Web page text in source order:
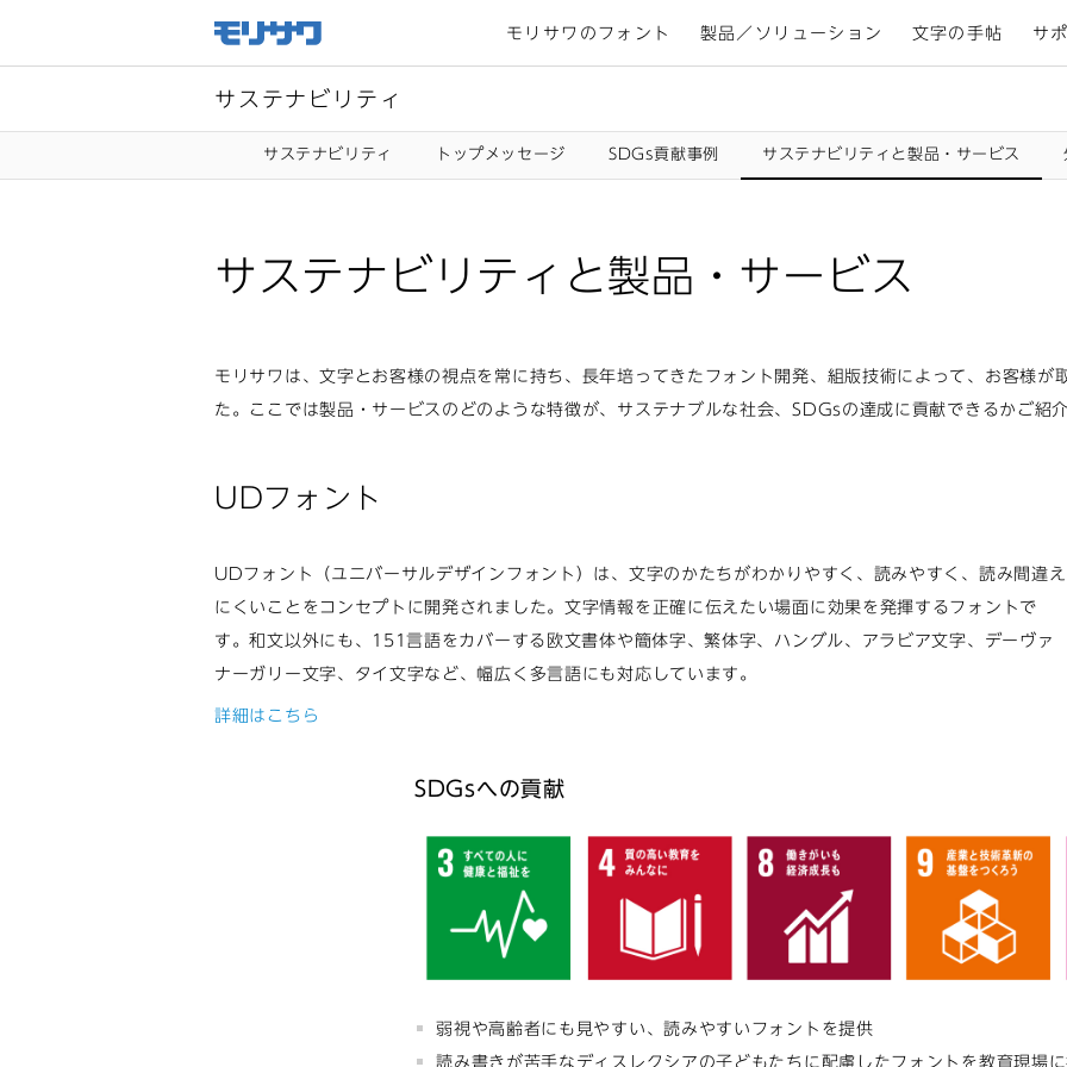
モリサワのフォント 製品／ソリューション 文字の手帖 サ
サステナビリティ
サステナビリティ トップメッセージ SDGs貢献事例 サステナビリティと製品・サービス
サステナビリティと製品・サービス
モリサワは、文字とお客様の視点を常に持ち、長年培ってきたフォント開発、組版技術によって、お客様が
た。ここでは製品・サービスのどのような特徴が、サステナブルな社会、SDGsの達成に貢献できるかご紹
UDフォント
UDフォント（ユニバーサルデザインフォント）は、文字のかたちがわかりやすく、読みやすく、読み間違え
にくいことをコンセプトに開発されました。文字情報を正確に伝えたい場面に効果を発揮するフォントで
す。和文以外にも、151言語をカバーする欧文書体や簡体字、繁体字、ハングル、アラビア文字、デーヴァ
ナーガリー文字、タイ文字など、幅広く多言語にも対応しています。
詳細はこちら
SDGsへの貢献
弱視や高齢者にも見やすい、読みやすいフォントを提供
読み書きが苦手なディスレクシアの子どもたちに配慮したフォントを教育現場